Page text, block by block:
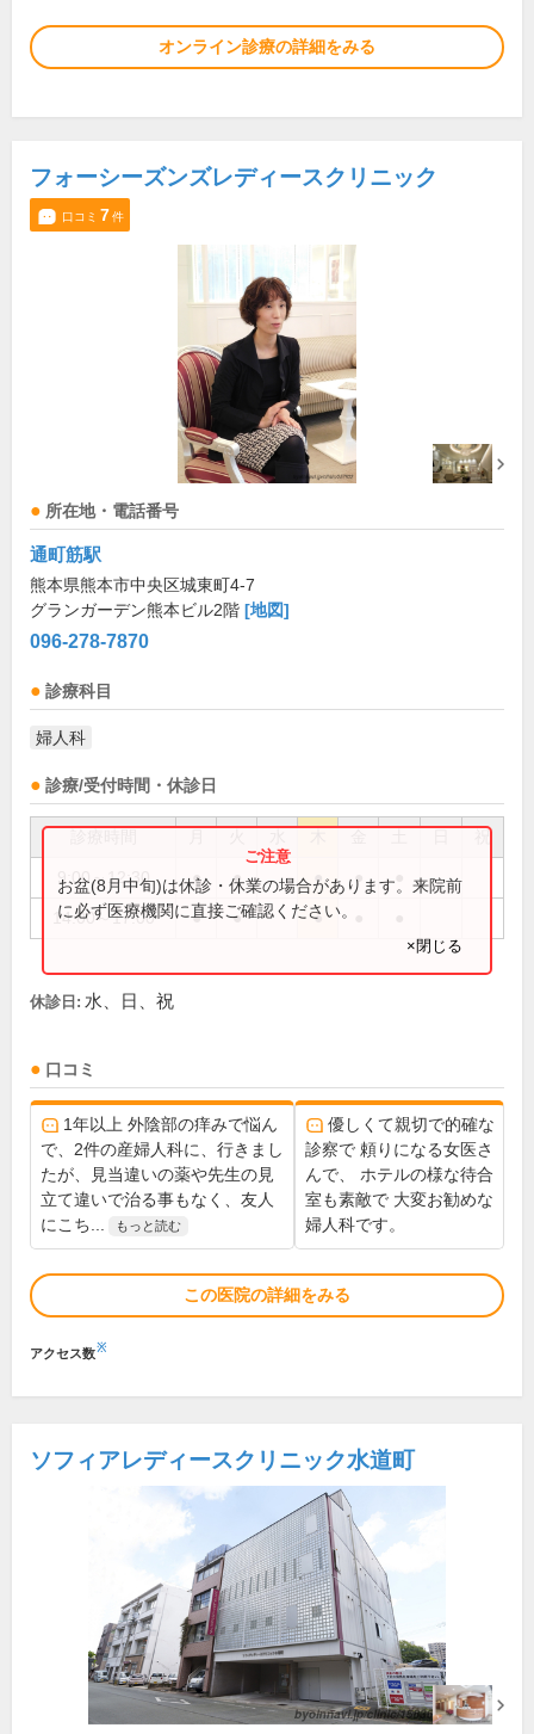
オンライン診療の詳細をみる
フォーシーズンズレディースクリニック
口コミ 7件
所在地・電話番号
通町筋駅
熊本県熊本市中央区城東町4-7
グランガーデン熊本ビル2階 [地図]
096-278-7870
診療科目
婦人科
診療/受付時間・休診日
祝
9:00～12:30 ● ● ● ●
14:00～17:00 ● ● ●
お盆(8月中旬)は休診・休業の場合があります。来院前
に必ず医療機関に直接ご確認ください。
×閉じる
休診日: 水、日、祝
口コミ
1年以上 外陰部の痒みで悩ん
で、2件の産婦人科に、行きまし
たが、見当違いの薬や先生の見
立て違いで治る事もなく、友人
にこち...
もっと読む
優しくて親切で的確な
診察で 頼りになる女医さ
んで、 ホテルの様な待合
室も素敵で 大変お勧めな
婦人科です。
この医院の詳細をみる
アクセス数※
ソフィアレディースクリニック水道町